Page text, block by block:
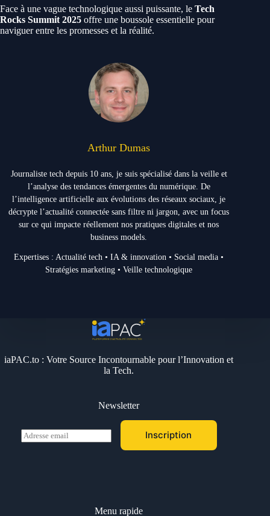
Face à une vague technologique aussi puissante, le Tech
Rocks Summit 2025 offre une boussole essentielle pour
naviguer entre les promesses et la réalité.
Arthur Dumas
Journaliste tech depuis 10 ans, je suis spécialisé dans la veille et
l’analyse des tendances émergentes du numérique. De
l’intelligence artificielle aux évolutions des réseaux sociaux, je
décrypte l’actualité connectée sans filtre ni jargon, avec un focus
sur ce qui impacte réellement nos pratiques digitales et nos
business models.
Expertises : Actualité tech • IA & innovation • Social media •
Stratégies marketing • Veille technologique
iaPAC.to : Votre Source Incontournable pour l’Innovation et
la Tech.
Newsletter
E
m
Inscription
Menu rapide